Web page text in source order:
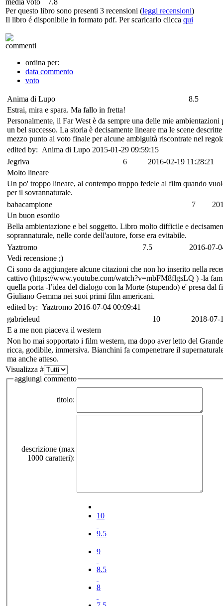
Per questo libro sono presenti 3 recensioni (leggi recensioni)
Il libro é disponibile in formato pdf. Per scaricarlo clicca qui
commenti
ordina per:
data commento
voto
Anima di Lupo
8.5
Estrai, mira e spara. Ma fallo in fretta!
Personalmente, il Far West è da sempre una delle mie
un bel successo. La storia è decisamente lineare ma le scene
mezzo punto al voto finale per alcune ambiguità riscontrate nel
edited by: Anima di Lupo 2015-01-29 09:59:15
Jegriva
6
2016-02-19 11:28:21
Molto lineare
Un po' troppo lineare, al contempo troppo fedele al film quando
per il sovrannaturale.
babacampione
7
Un buon esordio
Bella ambientazione e bel soggetto. Libro molto difficile e
soprannaturale, nelle corde dell'autore, forse era evitabile.
Yaztromo
7.5
2016-07-
Vedi recensione ;)
Ci sono da aggiungere alcune citazioni che non ho inserito nella
cattivo (https://www.youtube.com/watch?v=mbFM8flgsLQ ) -la
quella porta -l’idea del dialogo con la Morte (stupendo) e' presa
Giuliano Gemma nei suoi primi film americani.
edited by: Yaztromo 2016-07-04 00:09:41
gabrieleud
10
2018-07-
E a me non piaceva il western
Non ho mai sopportato i film western, ma dopo aver letto del
ricca, godibile, immersiva. Bianchini fa compenetrare il
ma anche atteso.
Visualizza #
aggiungi commento
titolo:
descrizione (max
1000 caratteri):
10
9.5
9
8.5
8